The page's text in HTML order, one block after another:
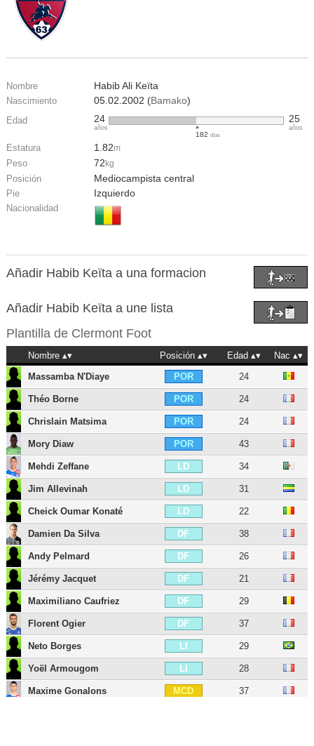
Nombre Habib Ali Keïta
Nascimiento 05.02.2002 (Bamako)
Edad 24
años
182 días
25
años
Estatura 1.82m
Peso 72 kg
Posición Mediocampista central
Pie Izquierdo
Nacionalidad
Añadir Habib Keïta a una formacion
Añadir Habib Keïta a une lista
Plantilla de Clermont Foot
Nombre Posición Edad
Nac
Massamba N'Diaye
POR 24
Théo Borne POR 24
Chrislain Matsima POR 24
Mory Diaw POR 43
Mehdi Zeffane LD 34
Jim Allevinah LD 31
Cheick Oumar Konaté LD 22
Damien Da Silva DF 38
Andy Pelmard DF 26
Jérémy Jacquet DF 21
Maximiliano Caufriez DF 29
Florent Ogier DF 37
Neto Borges LI 29
Yoël Armougom LI 28
Maxime Gonalons MCD 37